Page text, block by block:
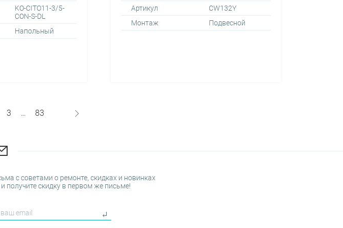
KO-CITO11-3/5-
CON-S-DL
Напольный
Артикул
CW132Y
Монтаж
Подвесной
3 … 83
с советами о ремонте, скидках и новинках
получите скидку в первом же письме!